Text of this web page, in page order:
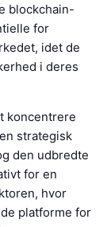
blockchain-
for
idet de
i deres
koncentrere
strategisk
den udbredte
for en
hvor
platforme for